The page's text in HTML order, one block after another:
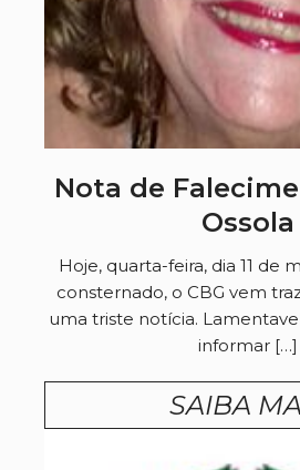
Nota de
Ossola
Hoje, quarta-feira, dia 11 de
consternado, o CBG vem
uma triste notícia.
informar […]
SAIBA